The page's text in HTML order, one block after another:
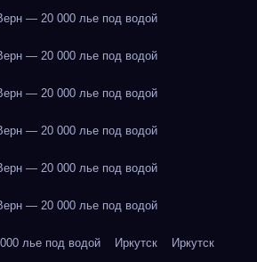
— 20 000 лье под водой
— 20 000 лье под водой
— 20 000 лье под водой
— 20 000 лье под водой
— 20 000 лье под водой
— 20 000 лье под водой
лье под водой Иркутск Иркутск